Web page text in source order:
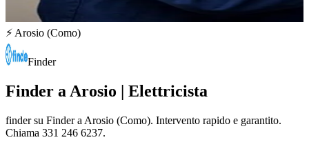
⚡ Arosio (Como)
Finder
Finder a Arosio | Elettricista
finder su Finder a Arosio (Como). Intervento rapido e garantito.
Chiama 331 246 6237.